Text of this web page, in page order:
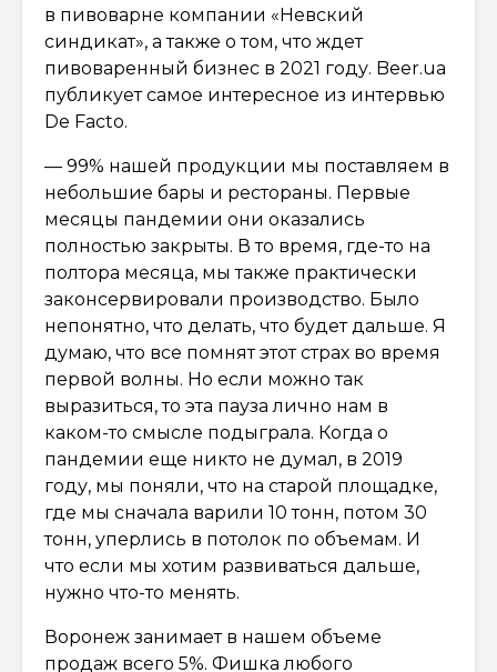
в пивоварне компании «Невский
синдикат», а также о том, что ждет
пивоваренный бизнес в 2021 году. Beer.ua
публикует самое интересное из интервью
De Facto.
— 99% нашей продукции мы поставляем в
небольшие бары и рестораны. Первые
месяцы пандемии они оказались
полностью закрыты. В то время, где-то на
полтора месяца, мы также практически
законсервировали производство. Было
непонятно, что делать, что будет дальше. Я
думаю, что все помнят этот страх во время
первой волны. Но если можно так
выразиться, то эта пауза лично нам в
каком-то смысле подыграла. Когда о
пандемии еще никто не думал, в 2019
году, мы поняли, что на старой площадке,
где мы сначала варили 10 тонн, потом 30
тонн, уперлись в потолок по объемам. И
что если мы хотим развиваться дальше,
нужно что-то менять.
Воронеж занимает в нашем объеме
продаж всего 5%. Фишка любого